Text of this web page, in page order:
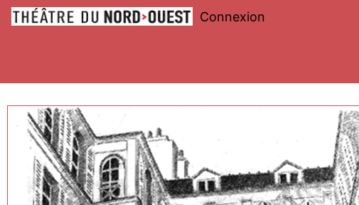
Connexion